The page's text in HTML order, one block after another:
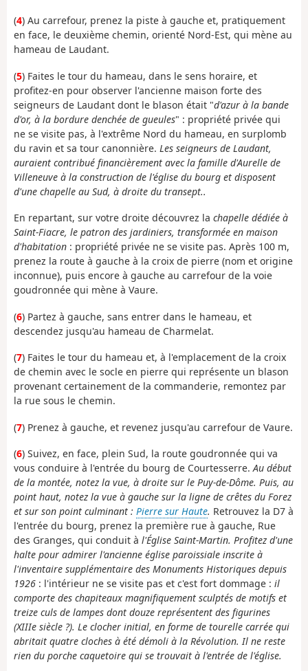
(4) Au carrefour, prenez la piste à gauche et, pratiquement
en face, le deuxième chemin, orienté Nord-Est, qui mène au
hameau de Laudant.
(5) Faites le tour du hameau, dans le sens horaire, et
profitez-en pour observer l'ancienne maison forte des
seigneurs de Laudant dont le blason était "d'azur à la bande
d'or, à la bordure denchée de gueules" : propriété privée qui
ne se visite pas, à l'extrême Nord du hameau, en surplomb
du ravin et sa tour canonnière. Les seigneurs de Laudant,
auraient contribué financièrement avec la famille d'Aurelle de
Villeneuve à la construction de l'église du bourg et disposent
d'une chapelle au Sud, à droite du transept..
En repartant, sur votre droite découvrez la chapelle dédiée à
Saint-Fiacre, le patron des jardiniers, transformée en maison
d'habitation : propriété privée ne se visite pas. Après 100 m,
prenez la route à gauche à la croix de pierre (nom et origine
inconnue), puis encore à gauche au carrefour de la voie
goudronnée qui mène à Vaure.
(6) Partez à gauche, sans entrer dans le hameau, et
descendez jusqu'au hameau de Charmelat.
(7) Faites le tour du hameau et, à l'emplacement de la croix
de chemin avec le socle en pierre qui représente un blason
provenant certainement de la commanderie, remontez par
la rue sous le chemin.
(7) Prenez à gauche, et revenez jusqu'au carrefour de Vaure.
(6) Suivez, en face, plein Sud, la route goudronnée qui va
vous conduire à l'entrée du bourg de Courtesserre.Au début
de la montée, notez la vue, à droite sur le Puy-de-Dôme. Puis, au
point haut, notez la vue à gauche sur la ligne de crêtes du Forez
et sur son point culminant : Pierre sur Haute. Retrouvez la D7 à
l'entrée du bourg, prenez la première rue à gauche, Rue
des Granges, qui conduit à l'Église Saint-Martin. Profitez d'une
halte pour admirer l'ancienne église paroissiale inscrite à
l'inventaire supplémentaire des Monuments Historiques depuis
1926 : l'intérieur ne se visite pas et c'est fort dommage : il
comporte des chapiteaux magnifiquement sculptés de motifs et
treize culs de lampes dont douze représentent des figurines
(XIIIe siècle ?). Le clocher initial, en forme de tourelle carrée qui
abritait quatre cloches à été démoli à la Révolution.Il ne reste
rien du porche caquetoire qui se trouvait à l'entrée de l'église.